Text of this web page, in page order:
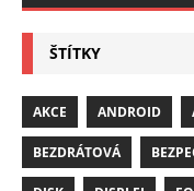
ŠTÍTKY
AKCE ANDROID
BEZDRÁTOVÁ